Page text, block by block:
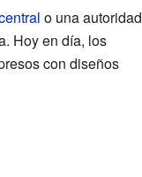
o una autoridad
Hoy en día, los
con diseños